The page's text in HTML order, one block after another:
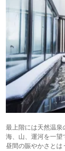
最上階には天然温
海、山、運河を一望
昼間の賑やかさとは